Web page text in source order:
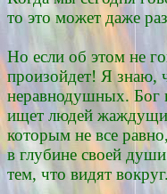
то это может даже
Но если об этом не
произойдет! Я знаю,
неравнодушных. Бог
ищет людей
которым не все
в глубине своей
тем, что видят вокруг.